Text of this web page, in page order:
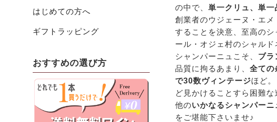
はじめての方へ
ギフトラッピング
おすすめの選び方
の中で、単一クリュ、単一
創業者のウジェーヌ・エ
することを決意、至高の
ール・オジェ村のシャル
シャンパーニュこそ、 ブラ
品質に拘るあまり、 全ての
で30数ヴィンテージほど。
ど見かけることすら困難な
他のいかなるシャンパー
をご堪能下さいませ♪